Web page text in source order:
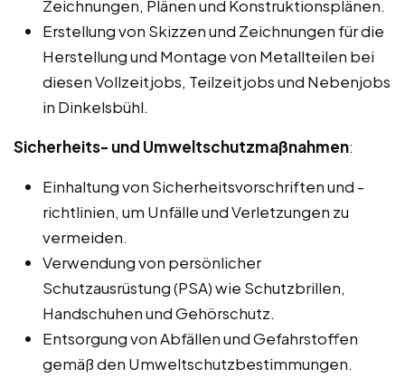
Zeichnungen, Plänen und Konstruktionsplänen.
Erstellung von Skizzen und Zeichnungen für die
Herstellung und Montage von Metallteilen bei
diesen Vollzeitjobs, Teilzeitjobs und Nebenjobs
in Dinkelsbühl.
Sicherheits- und Umweltschutzmaßnahmen:
Einhaltung von Sicherheitsvorschriften und -
richtlinien, um Unfälle und Verletzungen zu
vermeiden.
Verwendung von persönlicher
Schutzausrüstung (PSA) wie Schutzbrillen,
Handschuhen und Gehörschutz.
Entsorgung von Abfällen und Gefahrstoffen
gemäß den Umweltschutzbestimmungen.